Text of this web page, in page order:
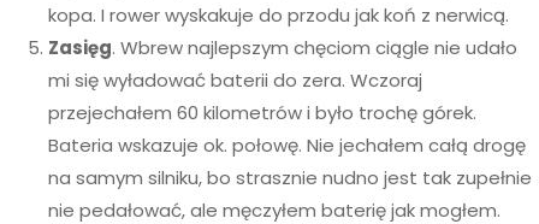
kopa. I rower wyskakuje do przodu jak koń z nerwicą.
Zasięg. Wbrew najlepszym chęciom ciągle nie udało
mi się wyładować baterii do zera. Wczoraj
przejechałem 60 kilometrów i było trochę górek.
Bateria wskazuje ok. połowę. Nie jechałem całą drogę
na samym silniku, bo strasznie nudno jest tak zupełnie
nie pedałować, ale męczyłem baterię jak mogłem.